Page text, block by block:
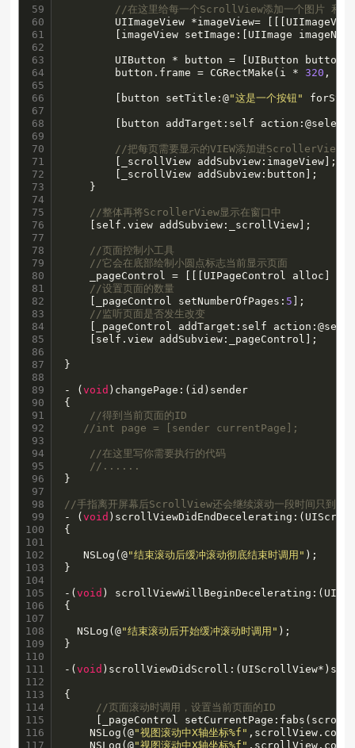
59
60
61
62
63
64
65
66
67
68
69
70
71
72
73
74
75
76
77
78
79
80
81
82
83
84
85
86
87
88
89
90
91
92
93
94
95
96
97
98
99
100
101
102
103
104
105
106
107
108
109
110
111
112
113
114
115
116
117
//在这里给每一个ScrollView添加一个图片 和一
UIImageView *imageView=
[imageView setImage:[UIImage
UIButton * button = [UIButton
        button.frame = CGRectMake(i *
320 ,
        [button setTitle:@
"这是一个按钮"
[button addTarget:self
//把每页需要显示的VIEW添加进ScrollerView中
        [_scrollView addSubview:imageView];
        [_scrollView addSubview:button];
    }
//整体再将ScrollerView显示在窗口中
    [self.view addSubview:_scrollView];
//页面控制小工具
//它会在底部绘制小圆点标志当前显示页面
_pageControl = [[[UIPageControl alloc]
//设置页面的数量
    [_pageControl setNumberOfPages:
5 ];
//监听页面是否发生改变
[_pageControl addTarget:self
    [self.view addSubview:_pageControl];
}
- (void )changePage:(id)sender
{
//得到当前页面的ID
//int page = [sender currentPage];
//在这里写你需要执行的代码
//......
}
//手指离开屏幕后ScrollView还会继续滚动一段时间只到停
- (void
{
   NSLog(@
"结束滚动后缓冲滚动彻底结束时调用" );
}
-(void )
{
  NSLog(@
"结束滚动后开始缓冲滚动时调用" );
}
-(void
{
//页面滚动时调用，设置当前页面的ID
[_pageControl
    NSLog(@
"视图滚动中X轴坐标%f"
    NSLog(@
"视图滚动中X轴坐标%f"